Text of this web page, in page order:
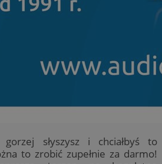
słyszysz i chciałbyś to
to zrobić zupełnie za darmo!